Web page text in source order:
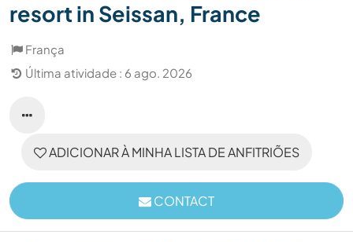
resort in Seissan, France
França
Última atividade : 6 ago. 2026
ADICIONAR À MINHA LISTA DE ANFITRIÕES
CONTACT